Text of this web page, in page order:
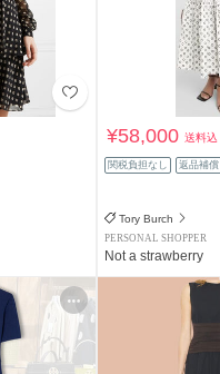
¥58,000送料込
関税負担なし 返品補償
Tory Burch
PERSONAL SHOPPER
Not a strawberry